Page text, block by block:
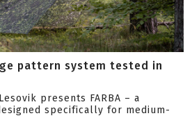
pattern system tested in
presents FARBA – a
specifically for medium-